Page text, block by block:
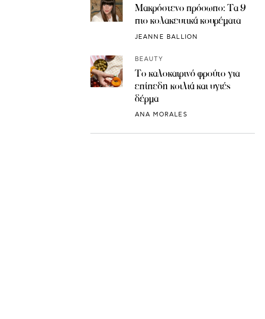
Μακρόστενο πρόσωπο: Τα 9
πιο κολακευτικά κουρέματα
JEANNE BALLION
BEAUTY
Το καλοκαιρινό φρούτο για
επίπεδη κοιλιά και υγιές
δέρμα
ANA MORALES